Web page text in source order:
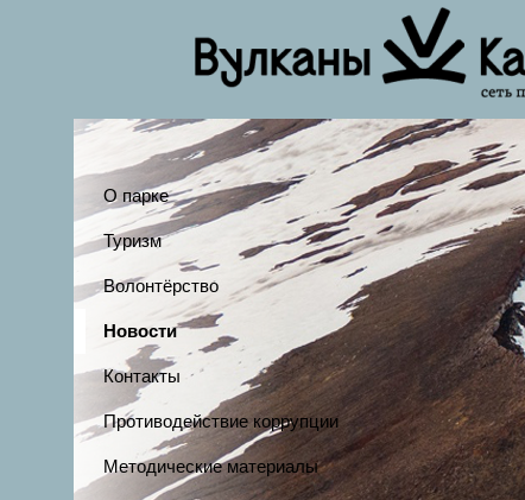
О парке
Туризм
Волонтёрство
Новости
Контакты
Противодействие коррупции
Методические материалы